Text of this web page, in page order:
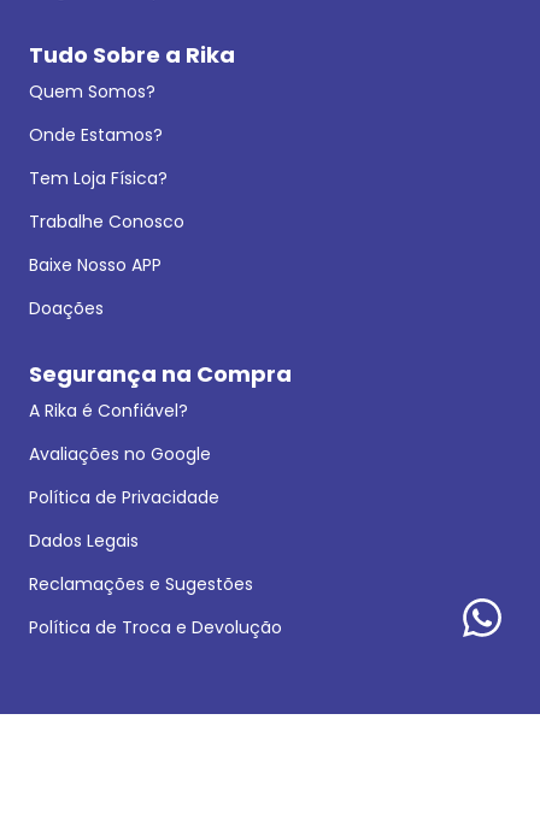
Tudo Sobre a Rika
Quem Somos?
Onde Estamos?
Tem Loja Física?
Trabalhe Conosco
Baixe Nosso APP
Doações
Segurança na Compra
A Rika é Confiável?
Avaliações no Google
Política de Privacidade
Dados Legais
Reclamações e Sugestões
Política de Troca e Devolução